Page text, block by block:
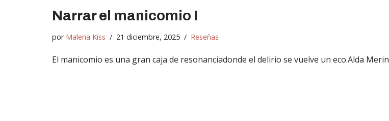
Narrar el manicomio I
por Malena Kiss 21 diciembre, 2025 Reseñas
El manicomio es una gran caja de resonanciadonde el delirio se vuelve un eco.Alda Merin